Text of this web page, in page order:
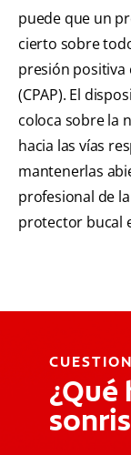
puede que un
cierto sobre
presión positiva
(CPAP). El
coloca sobre la
hacia las vías
mantenerlas
profesional de
protector bucal
¿Qué